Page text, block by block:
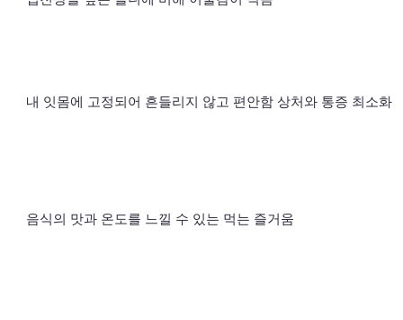
내 잇몸에 고정되어 흔들리지 않고 편안함 상처와 통증 최소화
음식의 맛과 온도를 느낄 수 있는 먹는 즐거움